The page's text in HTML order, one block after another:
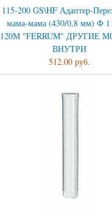
115-200 GS\HF Адаптер-
мама-мама (430/0,8 мм) Ф
120М "FERRUM" ДРУГИЕ
ВНУТРИ
512.00 руб.